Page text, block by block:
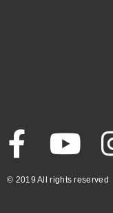
© 2019 All rights reserved